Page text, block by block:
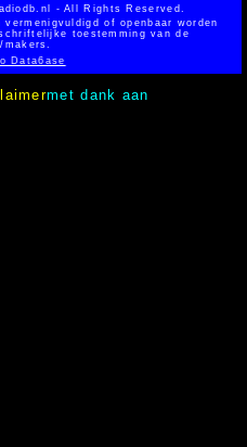
- All Rights Reserved.
of openbaar worden
toestemming van de
makers.
Data6ase
met dank aan